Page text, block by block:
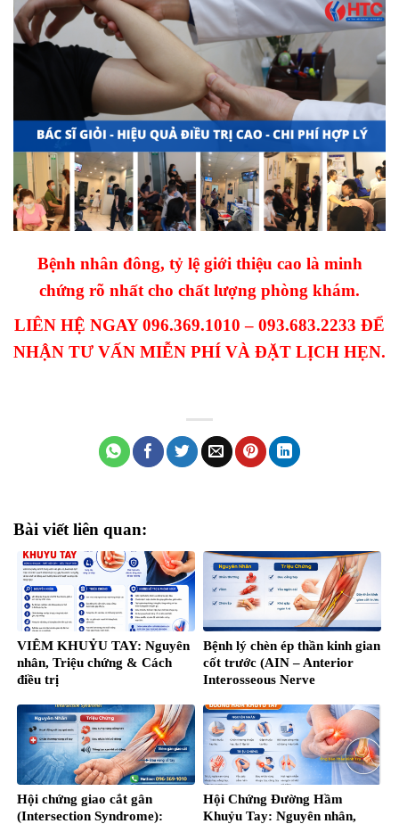
Bệnh nhân đông, tỷ lệ giới thiệu cao là minh
chứng rõ nhất cho chất lượng phòng khám.
LIÊN HỆ NGAY 096.369.1010 – 093.683.2233 ĐỂ
NHẬN TƯ VẤN MIỄN PHÍ VÀ ĐẶT LỊCH HẸN.
Bài viết liên quan:
VIÊM KHUỶU TAY: Nguyên
nhân, Triệu chứng & Cách
điều trị
Bệnh lý chèn ép thần kinh gian
cốt trước (AIN – Anterior
Interosseous Nerve
Hội chứng giao cắt gân
(Intersection Syndrome):
Hội Chứng Đường Hầm
Khuỷu Tay: Nguyên nhân,